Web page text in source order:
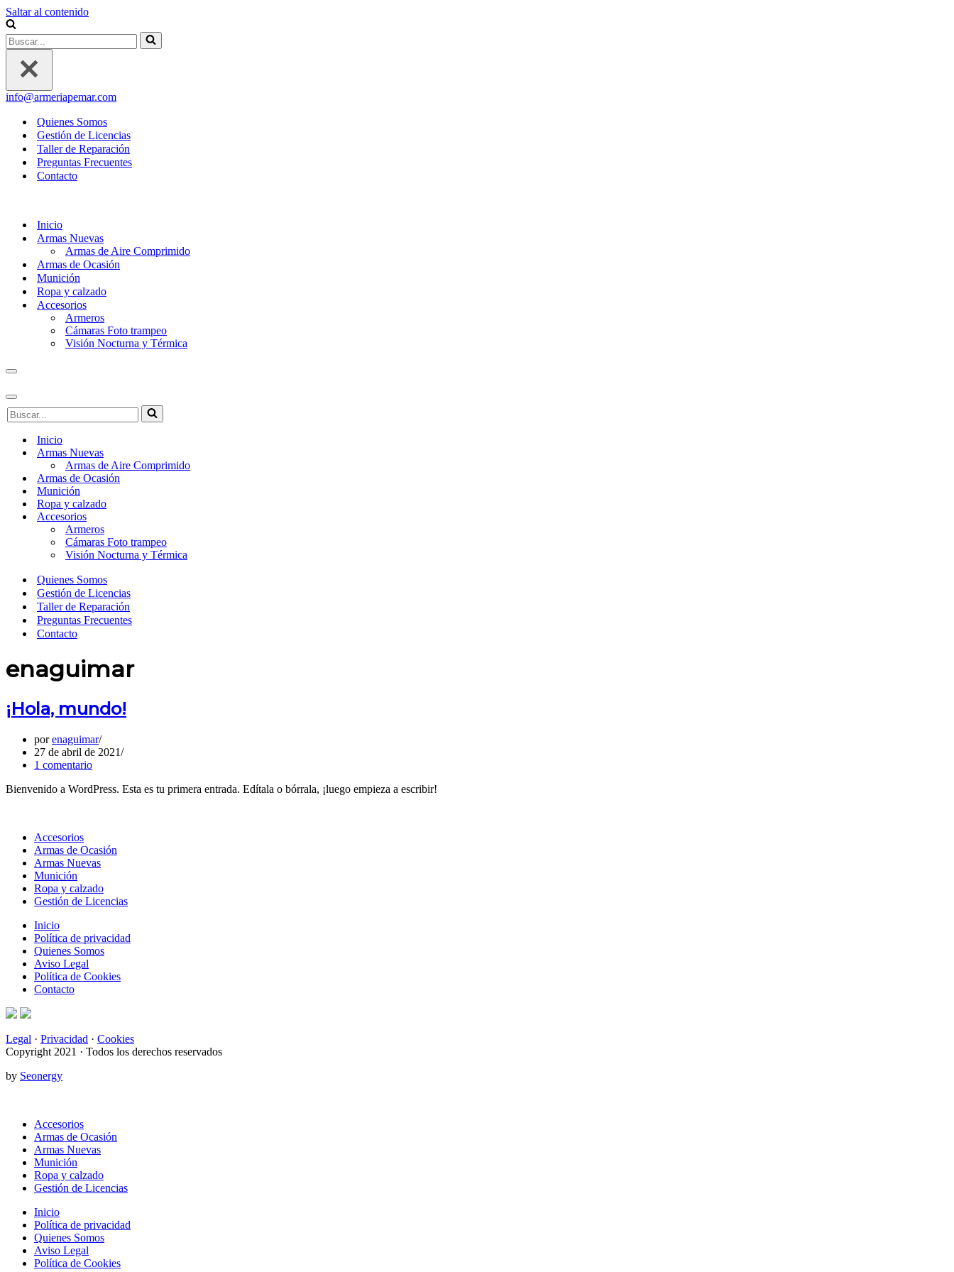
Saltar al contenido
Buscar...
info@armeriapemar.com
Quienes Somos
Gestión de Licencias
Taller de Reparación
Preguntas Frecuentes
Contacto
Inicio
Armas Nuevas
Armas de Aire Comprimido
Armas de Ocasión
Munición
Ropa y calzado
Accesorios
Armeros
Cámaras Foto trampeo
Visión Nocturna y Térmica
Menú
navegación
Menú
de
navegación
Buscar...
Inicio
Armas Nuevas
Armas de Aire Comprimido
Armas de Ocasión
Munición
Ropa y calzado
Accesorios
Armeros
Cámaras Foto trampeo
Visión Nocturna y Térmica
Quienes Somos
Gestión de Licencias
Taller de Reparación
Preguntas Frecuentes
Contacto
enaguimar
¡Hola, mundo!
porenaguimar
27 de abril de 2021
1 comentario
Bienvenido a WordPress. Esta es tu primera entrada. Edítala o bórrala, ¡luego empieza a escribir!
Accesorios
Armas de Ocasión
Armas Nuevas
Munición
Ropa y calzado
Gestión de Licencias
Inicio
Política de privacidad
Quienes Somos
Aviso Legal
Política de Cookies
Contacto
Legal · Privacidad · Cookies
Copyright 2021 · Todos los derechos reservados
by Seonergy
Accesorios
Armas de Ocasión
Armas Nuevas
Munición
Ropa y calzado
Gestión de Licencias
Inicio
Política de privacidad
Quienes Somos
Aviso Legal
Política de Cookies